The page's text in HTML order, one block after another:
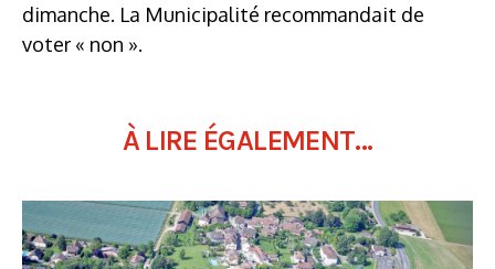
dimanche. La Municipalité recommandait de
voter « non ».
À LIRE ÉGALEMENT...